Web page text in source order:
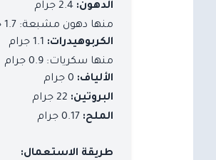
الدهون:
منها دهون مشبعة: 1.7 جرام
الكربوهيدرات:
منها سكريات: 0.9 جرام
الألياف:
البروتين:
الملح:
طريقة الاستعمال: